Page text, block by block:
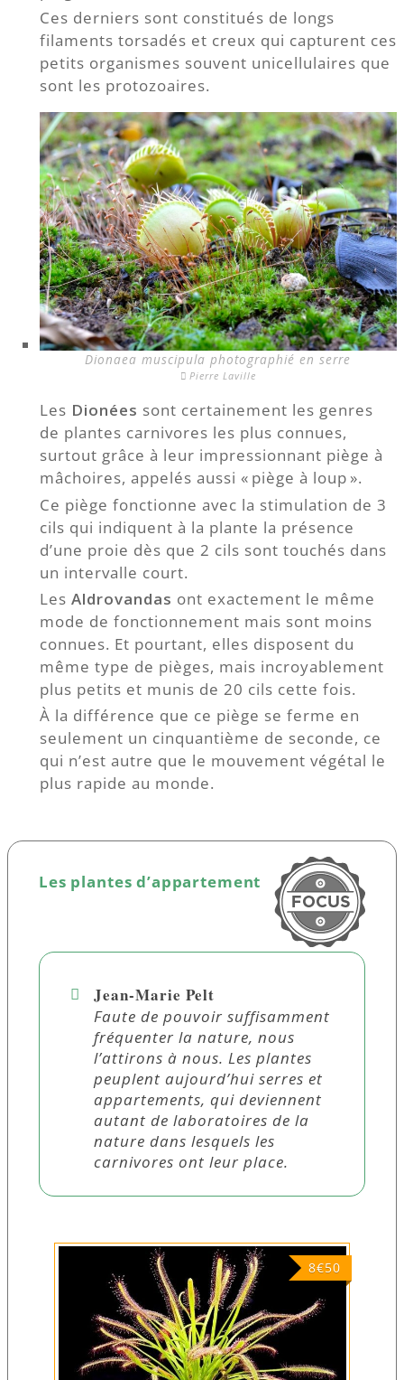
Ces derniers sont constitués de longs
filaments torsadés et creux qui capturent ces
petits organismes souvent unicellulaires que
sont les protozoaires.
Dionaea muscipula photographié en serre
Pierre Laville
Les Dionées sont certainement les genres
de plantes carnivores les plus connues,
surtout grâce à leur impressionnant piège à
mâchoires, appelés aussi « piège à loup ».
Ce piège fonctionne avec la stimulation de 3
cils qui indiquent à la plante la présence
d’une proie dès que 2 cils sont touchés dans
un intervalle court.
Les Aldrovandas ont exactement le même
mode de fonctionnement mais sont moins
connues. Et pourtant, elles disposent du
même type de pièges, mais incroyablement
plus petits et munis de 20 cils cette fois.
À la différence que ce piège se ferme en
seulement un cinquantième de seconde, ce
qui n’est autre que le mouvement végétal le
plus rapide au monde.
Les plantes d’appartement
Jean-Marie Pelt
Faute de pouvoir suffisamment
fréquenter la nature, nous
l’attirons à nous. Les plantes
peuplent aujourd’hui serres et
appartements, qui deviennent
autant de laboratoires de la
nature dans lesquels les
carnivores ont leur place.
8€50